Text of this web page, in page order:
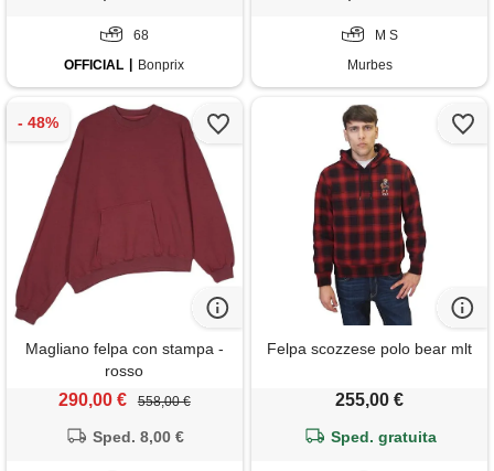
68
OFFICIAL
Bonprix
M S
Murbes
Magliano felpa con stampa -
rosso
290,00 € 558,00 €
Sped. 8,00 €
Felpa scozzese polo bear mlt
255,00 €
Sped. gratuita